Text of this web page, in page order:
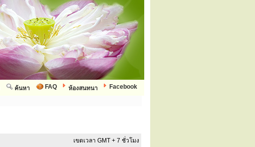
Facebook
ห้องสนทนา
FAQ
ค้นหา
เขตเวลา GMT + 7 ชั่วโมง